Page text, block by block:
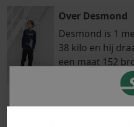
Over Desmond
Desmond is 1
38 kilo en hij
een maat 152